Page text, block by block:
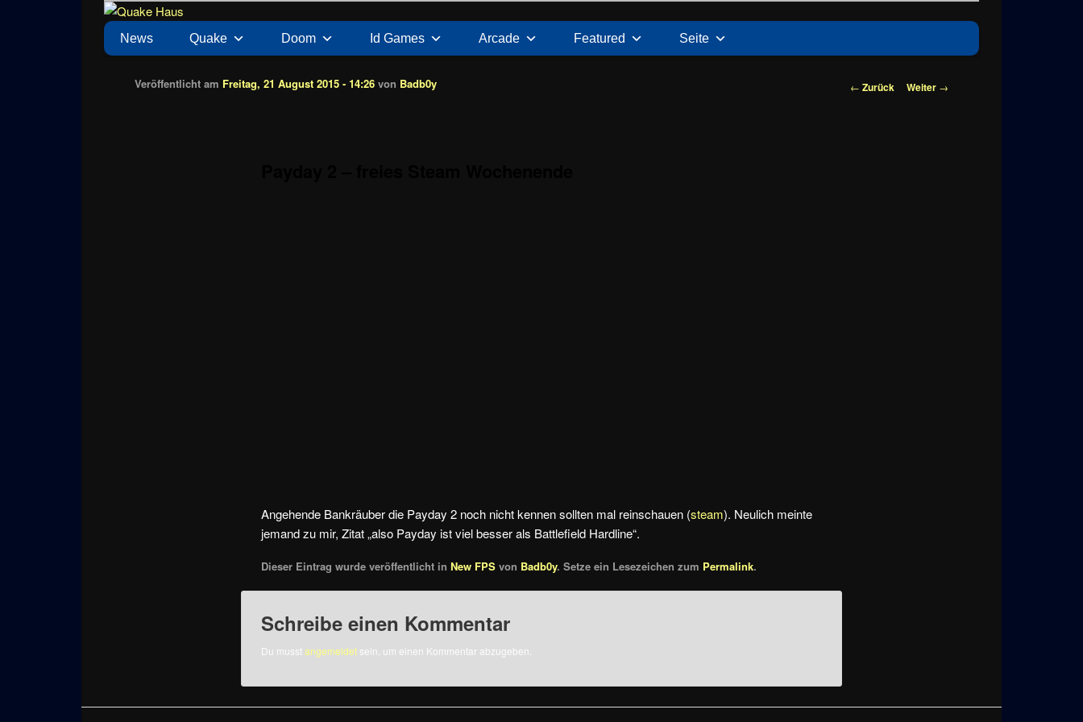
Quake Haus
News zu Quake, Doom, FPS, Arcade
Hauptmenü
News Quake Doom Id Games Arcade Featured Seite
Beitragsnavigation
← Zurück Weiter →
Veröffentlicht am Freitag, 21 August 2015 - 14:26 von Badb0y
Angehende Bankräuber die Payday 2 noch nicht kennen sollten mal reinschauen (steam). Neulich meinte
jemand zu mir, Zitat „also Payday ist viel besser als Battlefield Hardline“.
Dieser Eintrag wurde veröffentlicht inNew FPS von Badb0y. Setze ein Lesezeichen zum Permalink.
Schreibe einen Kommentar
Du musstangemeldet sein, um einen Kommentar abzugeben.